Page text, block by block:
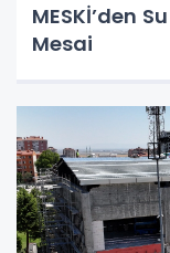
MESKİ’den
Mesai